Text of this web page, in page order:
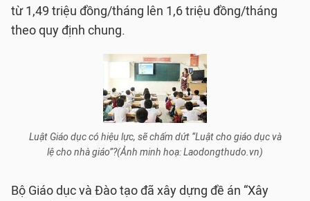
từ 1,49 triệu đồng/tháng lên 1,6 triệu đồng/tháng
theo quy định chung.
Luật Giáo dục có hiệu lực, sẽ chấm dứt “Luật cho giáo dục và
lệ cho nhà giáo”?(Ảnh minh hoạ: Laodongthudo.vn)
Bộ Giáo dục và Đào tạo đã xây dựng đề án “Xây